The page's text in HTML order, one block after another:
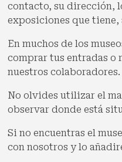
contacto, su dirección,
exposiciones que
En muchos de los
comprar tus entradas o
nuestros colaboradores.
No olvides utilizar el
observar donde está
Si no encuentras el
con nosotros y lo